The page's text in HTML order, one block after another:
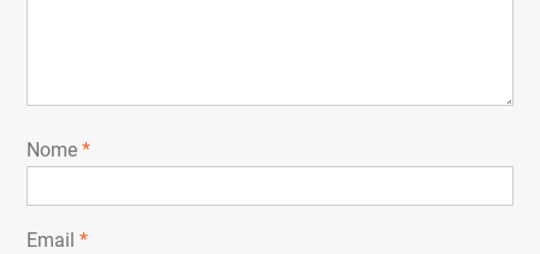
Nome *
Email *